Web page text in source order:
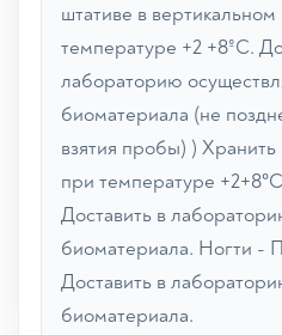
штативе в
температуре +2 +8ºС.
лабораторию
биоматериала (не
взятия пробы) )
при температуре
Доставить в
биоматериала. Ногти -
Доставить в
биоматериала.